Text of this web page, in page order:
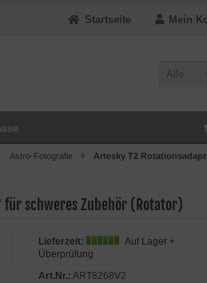
Mein
Startseite
Alle
Astro-Fotografie Artesky T2
schweres Zubehör (Rotator)
Lieferzeit:
Auf Lager +
Überprüfung
Art.Nr.: ART8268V2